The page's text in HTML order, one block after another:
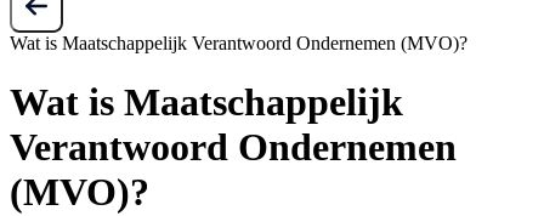
Wat is Maatschappelijk Verantwoord Ondernemen (MVO)?
Wat is Maatschappelijk
Verantwoord Ondernemen
(MVO)?